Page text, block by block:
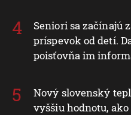
Seniori sa začínajú
príspevok od detí.
poisťovňa im
Nový slovenský
vyššiu hodnotu,